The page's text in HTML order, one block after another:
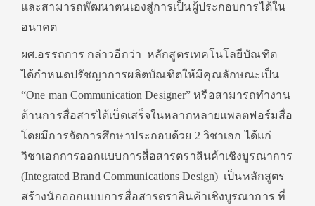
และสามารถพัฒนาตนเองสู่การเป็นผู้ประกอบการได้ใน
อนาคต
ผศ.อรรถการ กล่าวอีกว่า หลักสูตรเทคโนโลยีบัณฑิต
ได้กำหนดปรัชญาการผลิตบัณฑิตให้มีคุณลักษณะเป็น
“One man Communication Designer” หรือสามารถทำงาน
ด้านการสื่อสารได้เบ็ดเสร็จในหลากหลายแพลตฟอร์มสื่อ
โดยมีการจัดการศึกษาประกอบด้วย 2 วิชาเอก ได้แก่
วิชาเอกการออกแบบการสื่อสารตราสินค้าเชิงบูรณาการ
(Integrated Brand Communications Design) เป็นหลักสูตร
สร้างนักออกแบบการสื่อสารตราสินค้าเชิงบูรณาการ ที่